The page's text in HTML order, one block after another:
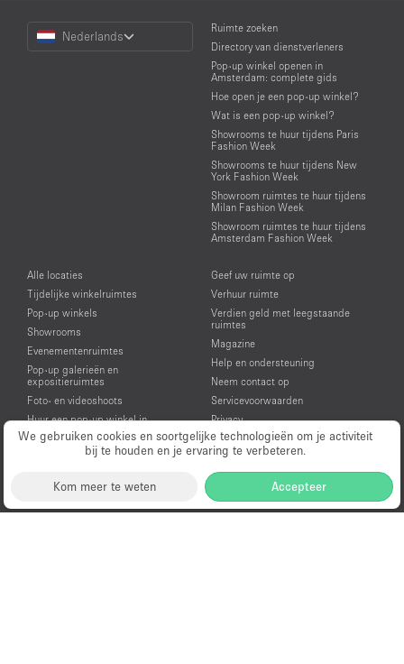
We gebruiken cookies en soortgelijke technologieën om je activiteit
bij te houden en je ervaring te verbeteren.
Kom meer te weten Accepteer
Choose
Language
Nederlands
Ruimte zoeken
Directory van dienstverleners
Pop-up winkel openen in
Amsterdam: complete gids
Hoe open je een pop-up winkel?
Wat is een pop-up winkel?
Showrooms te huur tijdens Paris
Fashion Week
Showrooms te huur tijdens New
York Fashion Week
Showroom ruimtes te huur tijdens
Milan Fashion Week
Showroom ruimtes te huur tijdens
Amsterdam Fashion Week
Alle locaties
Tijdelijke winkelruimtes
Pop-up winkels
Showrooms
Evenementenruimtes
Pop-up galerieën en
expositieruimtes
Foto- en videoshoots
Huur een pop-up winkel in
Amsterdam
Huur een showroom in Amsterdam
Amsterdam
Geef uw ruimte op
Verhuur ruimte
Verdien geld met leegstaande
ruimtes
Magazine
Help en ondersteuning
Neem contact op
Servicevoorwaarden
Privacy